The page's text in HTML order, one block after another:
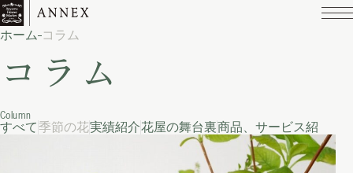
ホーム コラム
コラム
Column
すべて 季節の花実績紹介花屋の舞台裏商品、サービス紹介